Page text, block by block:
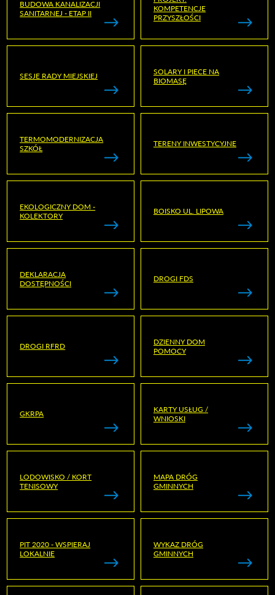
BUDOWA KANALIZACJI
SANITARNEJ - ETAP II
KOMPETENCJE
PRZYSZŁOŚCI
SESJE RADY MIEJSKIEJ
SOLARY I PIECE NA
BIOMASĘ
TERMOMODERNIZACJA
SZKÓŁ
TERENY INWESTYCYJNE
EKOLOGICZNY DOM -
KOLEKTORY
BOISKO UL. LIPOWA
DEKLARACJA
DOSTĘPNOŚCI
DROGI FDS
DROGI RFRD
DZIENNY DOM
POMOCY
GKRPA
KARTY USŁUG /
WNIOSKI
LODOWISKO / KORT
TENISOWY
MAPA DRÓG
GMINNYCH
PIT 2020 - WSPIERAJ
LOKALNIE
WYKAZ DRÓG
GMINNYCH